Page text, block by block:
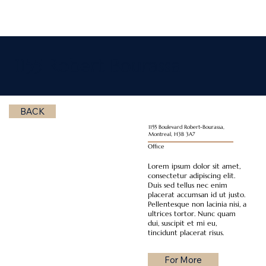
BACK
1155 Boulevard Robert-Bourassa,
Montreal, H3B 3A7
Office
Lorem ipsum dolor sit amet,
consectetur adipiscing elit.
Duis sed tellus nec enim
placerat accumsan id ut justo.
Pellentesque non lacinia nisi, a
ultrices tortor. Nunc quam
dui, suscipit et mi eu,
tincidunt placerat risus.
For More